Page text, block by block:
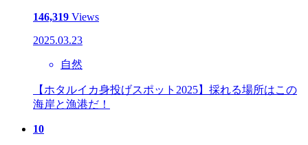
146,319 Views
2025.03.23
自然
【ホタルイカ身投げスポット2025】採れる場所はこの
海岸と漁港だ！
10